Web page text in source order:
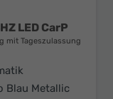
LED CarP
mit Tageszulassung
Blau Metallic